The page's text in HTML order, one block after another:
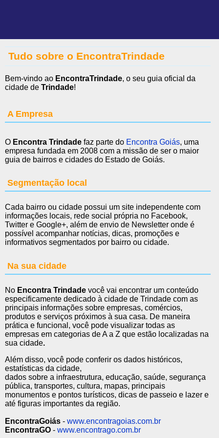
Tudo sobre o EncontraTrindade
Bem-vindo ao EncontraTrindade, o seu guia oficial da
cidade de Trindade!
A Empresa
O Encontra Trindade faz parte do Encontra Goiás, uma
empresa fundada em 2008 com a missão de ser o maior
guia de bairros e cidades do Estado de Goiás.
Segmentação local
Cada bairro ou cidade possui um site independente com
informações locais, rede social própria no Facebook,
Twitter e Google+, além de envio de Newsletter onde é
possível acompanhar notícias, dicas, promoções e
informativos segmentados por bairro ou cidade.
Na sua cidade
No Encontra Trindade você vai encontrar um conteúdo
especificamente dedicado à cidade de Trindade com as
principais informações sobre empresas, comércios,
produtos e serviços próximos à sua casa. De maneira
prática e funcional, você pode visualizar todas as
empresas em categorias de A a Z que estão localizadas na
sua cidade.
Além disso, você pode conferir os dados históricos,
estatísticas da cidade,
dados sobre a infraestrutura, educação, saúde, segurança
pública, transportes, cultura, mapas, principais
monumentos e pontos turísticos, dicas de passeio e lazer e
até figuras importantes da região.
EncontraGoiás - www.encontragoias.com.br
EncontraGO - www.encontrago.com.br